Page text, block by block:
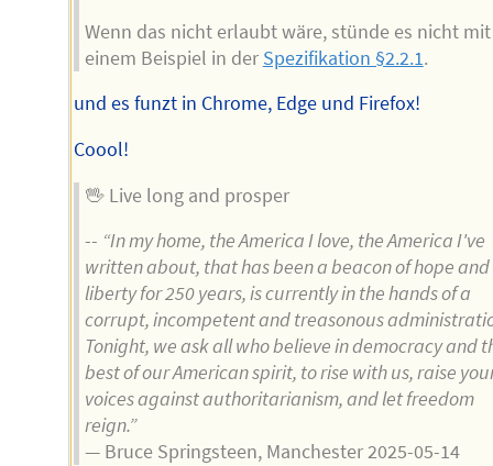
Wenn das nicht erlaubt wäre, stünde es nicht mit
einem Beispiel in der Spezifikation §2.2.1.
und es funzt in Chrome, Edge und Firefox!
Coool!
🖖 Live long and prosper
-- “In my home, the America I love, the America I've
written about, that has been a beacon of hope and
liberty for 250 years, is currently in the hands of a
corrupt, incompetent and treasonous
Tonight, we ask all who believe in democracy and
best of our American spirit, to rise with us, raise
voices against authoritarianism, and let freedom
reign.”
— Bruce Springsteen, Manchester 2025-05-14